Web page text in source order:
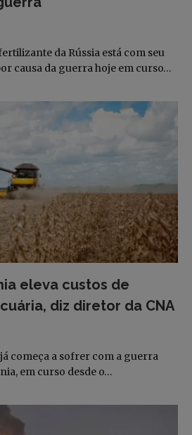
da Rússia está com seu
causa da guerra hoje em curso…
eleva custos de
diz diretor da CNA
começa a sofrer com a guerra
em curso desde o…